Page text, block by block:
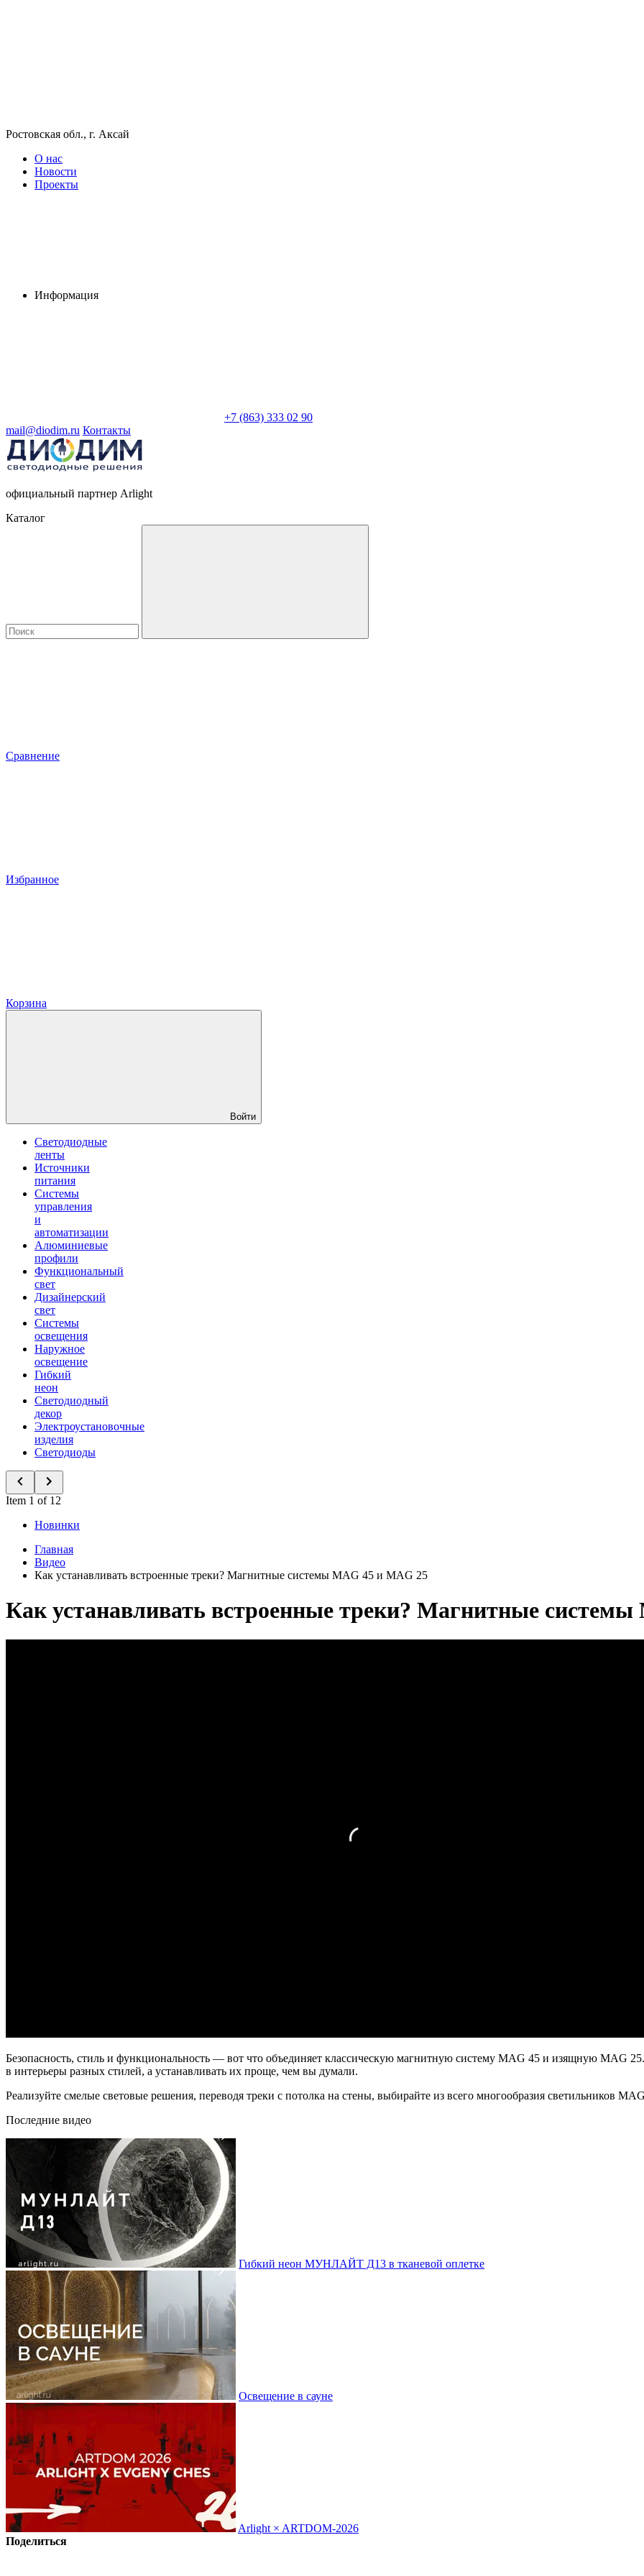
Ростовская обл., г. Аксай
О нас
Новости
Проекты
Информация
+7 (863) 333 02 90
mail@diodim.ru Контакты
официальный партнер Arlight
Каталог
Сравнение
Избранное
Корзина
Войти
Светодиодные
ленты
Источники
питания
Системы
управления
и
автоматизации
Алюминиевые
профили
Функциональный
свет
Дизайнерский
свет
Системы
освещения
Наружное
освещение
Гибкий
неон
Светодиодный
декор
Электроустановочные
изделия
Светодиоды
Item 1 of 12
Новинки
Главная
Видео
Как устанавливать встроенные треки? Магнитные системы MAG 45 и MAG 25
Как устанавливать встроенные треки? Магнитные
Безопасность, стиль и функциональность — вот что объединяет классическую магнитную систему MAG 45 и изящную MAG
в интерьеры разных стилей, а устанавливать их проще, чем вы думали.
Реализуйте смелые световые решения, переводя треки с потолка на стены, выбирайте из всего многообразия светильников
Последние видео
Гибкий неон МУНЛАЙТ Д13 в тканевой оплетке
Освещение в сауне
Arlight × ARTDOM-2026
Поделиться